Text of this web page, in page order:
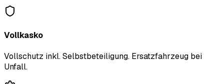
Vollkasko
Vollschutz inkl. Selbstbeteiligung. Ersatzfahrzeug bei
Unfall.